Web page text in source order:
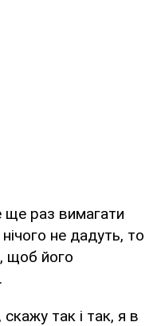
ще раз вимагати
не дадуть, то
щоб його
так і так, я в